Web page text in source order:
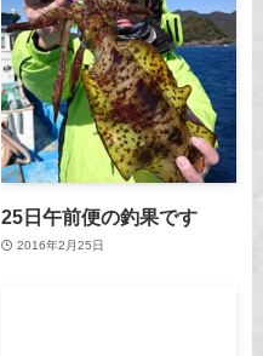
25日午前便の釣果です
2016年2月25日